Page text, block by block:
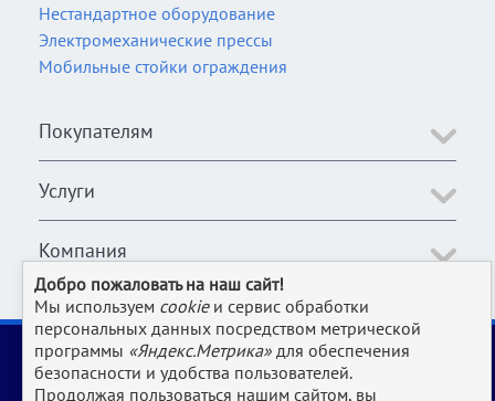
Нестандартное оборудование
Электромеханические прессы
Мобильные стойки ограждения
Покупателям
Услуги
Компания
2006-2026 © Оборудование для магазина, супермаркета,
кафе, бара, ресторана, столовой, прачки и клининга и пр.
производств | www.Uliss-Trade.ru
Добро пожаловать на наш сайт!
Мы используем cookieи сервис обработки
персональных данных посредством метрической
программы «Яндекс.Метрика» для обеспечения
безопасности и удобства пользователей.
Продолжая пользоваться нашим сайтом, вы